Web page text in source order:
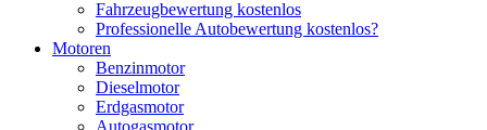
Fahrzeugbewertung kostenlos
Professionelle Autobewertung kostenlos?
Motoren
Benzinmotor
Dieselmotor
Erdgasmotor
Autogasmotor